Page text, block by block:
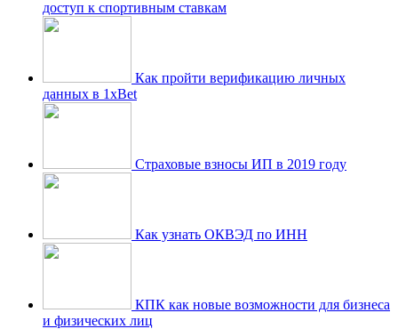
доступ к спортивным ставкам
Как пройти верификацию личных
данных в 1xBet
Страховые взносы ИП в 2019 году
Как узнать ОКВЭД по ИНН
КПК как новые возможности для бизнеса
и физических лиц